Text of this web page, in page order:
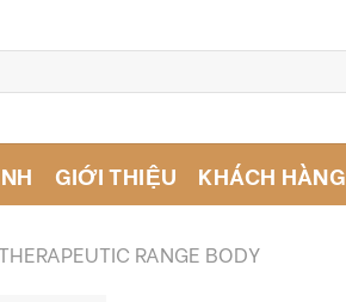
GIỚI THIỆU KHÁCH HÀNG
RANGE BODY